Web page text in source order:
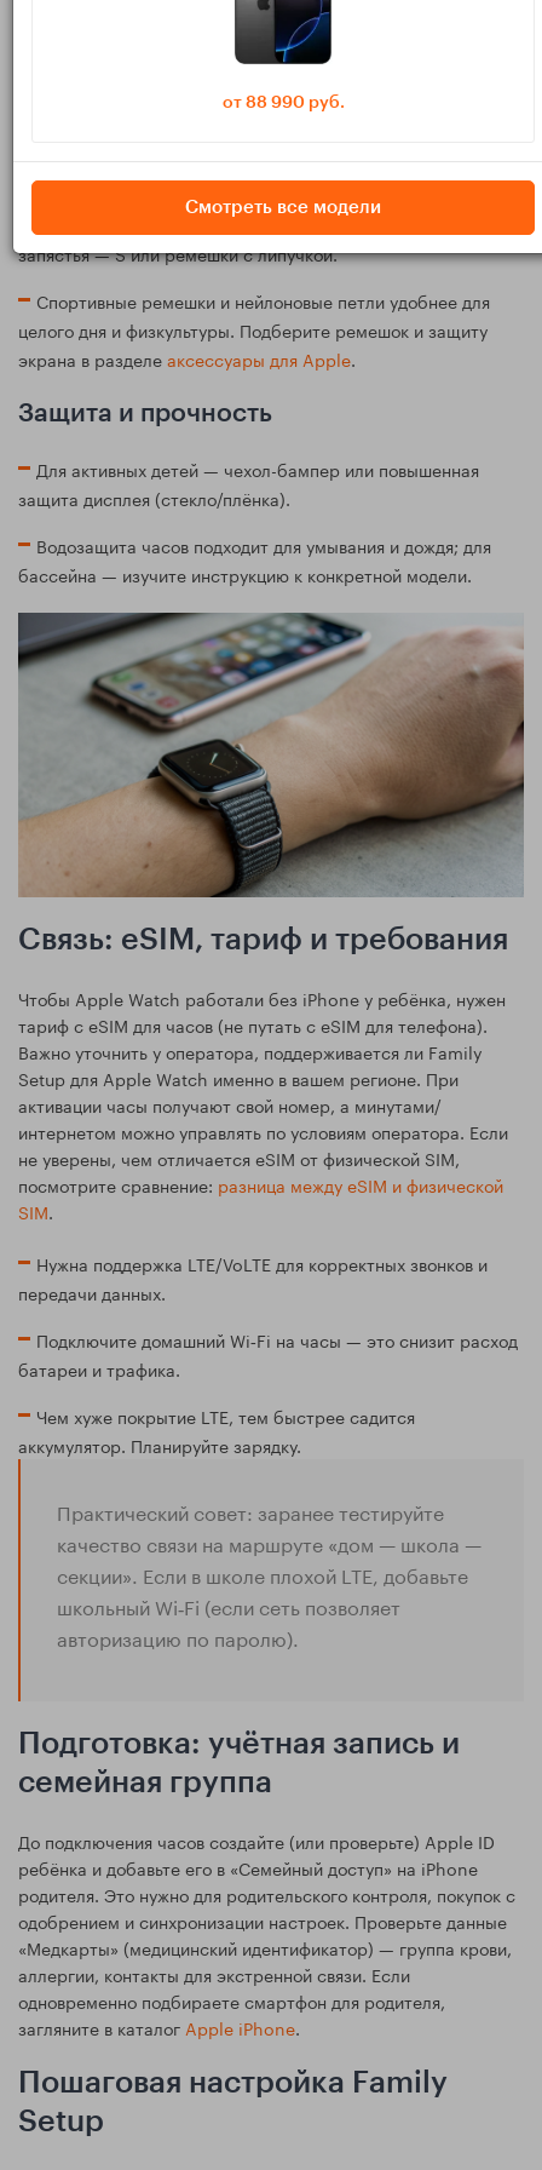
экран Always-On и дополнительные датчики. Подобрать
подходящую модель можно в каталоге
Размер корпуса и ремешка
удобнее 40–41 мм.
Обратите внимание на размер ремешка: для тонкого
запястья — S или ремешки с липучкой.
Спортивные ремешки и нейлоновые петли удобнее для
целого дня и физкультуры. Подберите ремешок и защиту
экрана в разделеаксессуары для Apple.
Защита и прочность
Для активных детей — чехол-бампер или повышенная
защита дисплея (стекло/плёнка).
Водозащита часов подходит для умывания и дождя; для
бассейна — изучите инструкцию к конкретной модели.
Связь: eSIM, тариф и требования
Чтобы Apple Watch работали без iPhone у ребёнка, нужен
тариф с eSIM для часов (не путать с eSIM для телефона).
Важно уточнить у оператора, поддерживается ли Family
Setup для Apple Watch именно в вашем регионе. При
активации часы получают свой номер, а минутами/
интернетом можно управлять по условиям оператора. Если
не уверены, чем отличается eSIM от физической SIM,
посмотрите сравнение: разница между eSIM и физической
SIM.
Нужна поддержка LTE/VoLTE для корректных звонков и
передачи данных.
Подключите домашний Wi‑Fi на часы — это снизит расход
батареи и трафика.
Чем хуже покрытие LTE, тем быстрее садится
аккумулятор. Планируйте зарядку.
Практический совет: заранее тестируйте
качество связи на маршруте «дом — школа —
секции». Если в школе плохой LTE, добавьте
школьный Wi‑Fi (если сеть позволяет
авторизацию по паролю).
Подготовка: учётная запись и
семейная группа
До подключения часов создайте (или проверьте) Apple ID
ребёнка и добавьте его в «Семейный доступ» на iPhone
родителя. Это нужно для родительского контроля, покупок с
одобрением и синхронизации настроек. Проверьте данные
«Медкарты» (медицинский идентификатор) — группа крови,
аллергии, контакты для экстренной связи. Если
одновременно подбираете смартфон для родителя,
загляните в каталог Apple iPhone.
Пошаговая настройка Family
Setup
от 88 990 руб.
Смотреть все модели